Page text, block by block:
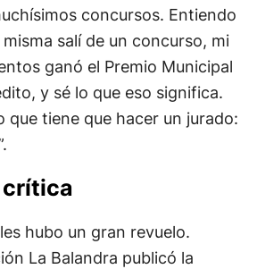
concursos. Entiendo
salí de un concurso, mi
ganó el Premio Municipal
y sé lo que eso significa.
que tiene que hacer un jurado:
hubo un gran revuelo.
La Balandra publicó la